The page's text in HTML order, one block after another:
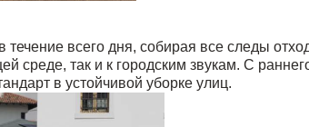
всего дня, собирая все следы
среде, так и к городским звукам. С
в устойчивой уборке улиц.